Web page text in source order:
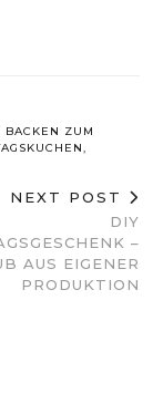
BACKEN ZUM
,
NEXT POST
DIY
–
AUS EIGENER
PRODUKTION